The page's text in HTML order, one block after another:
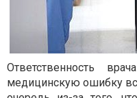
Ответственность
медицинскую ошибку